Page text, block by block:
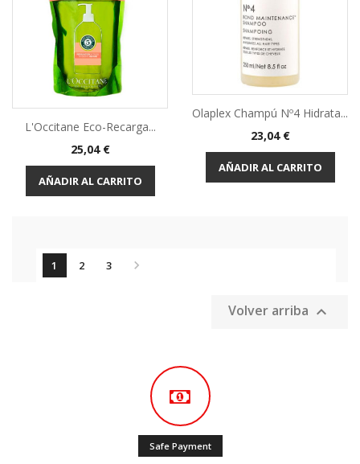
L'Occitane Eco-Recarga...
Precio
25,04 €
AÑADIR AL CARRITO
Olaplex Champú Nº4 Hidrata...
Precio
23,04 €
AÑADIR AL CARRITO
1 2 3 
Volver arriba 
Safe Payment